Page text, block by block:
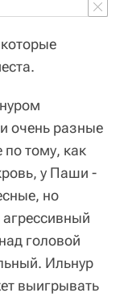
очень разные
тому, как
у Паши -
но
головой
Ильнур
выигрывать